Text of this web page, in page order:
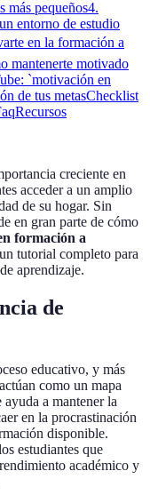
más pequeños4.
entorno de estudio
en la formación a
mantenerte motivado
`motivación en
de tus metasChecklist
Recursos
creciente en
acceder a un amplio
de su hogar. Sin
en gran parte de cómo
formación a
tutorial completo para
aprendizaje.
de
educativo, y más
como un mapa
a mantener la
en la procrastinación
disponible.
estudiantes que
académico y